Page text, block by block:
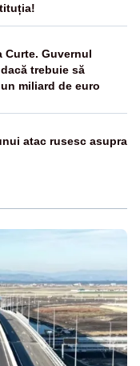
Curte. Guvernul
trebuie să
miliard de euro
atac rusesc asupra